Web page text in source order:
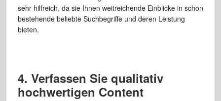
sehr hilfreich, da sie Ihnen weitreichende Einblicke in schon
bestehende beliebte Suchbegriffe und deren Leistung
bieten.
4. Verfassen Sie qualitativ
hochwertigen Content